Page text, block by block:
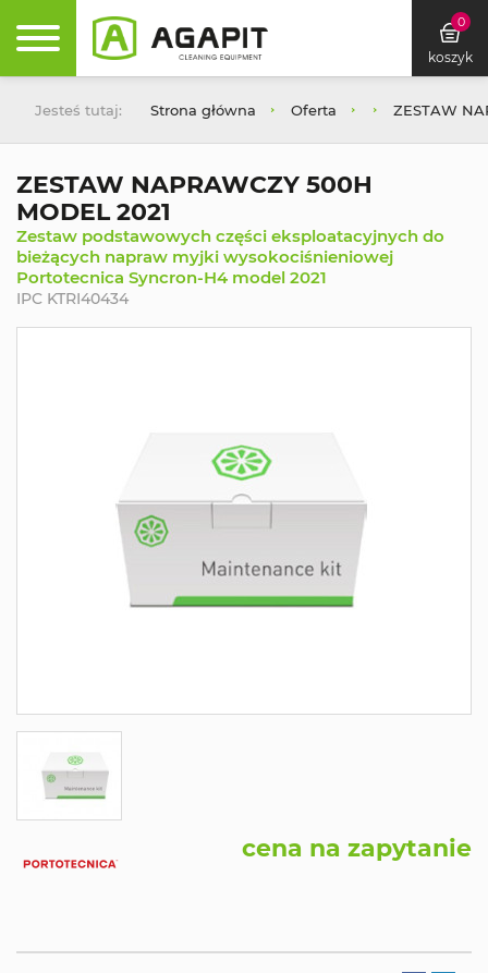
0
koszyk
Jesteś tutaj: Strona główna Oferta ZESTAW
ZESTAW NAPRAWCZY 500H
MODEL 2021
Zestaw podstawowych części eksploatacyjnych do
bieżących napraw myjki wysokociśnieniowej
Portotecnica Syncron-H4 model 2021
IPC KTRI40434
cena na zapytanie